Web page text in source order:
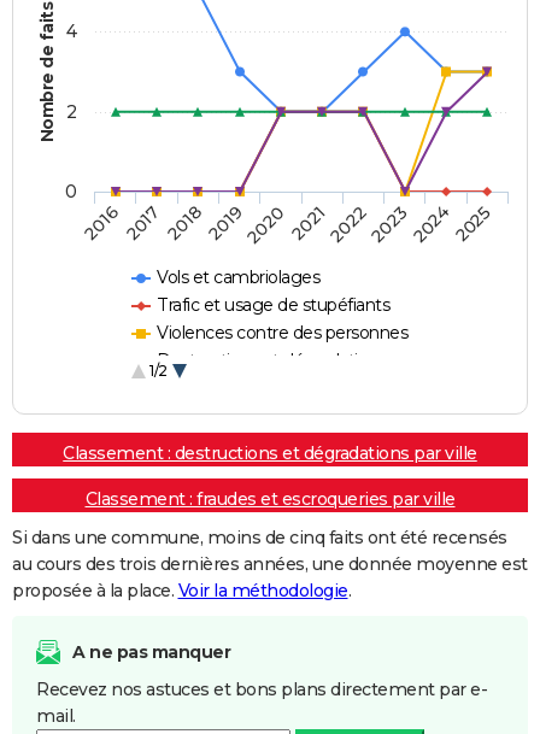
Nombre de faits
Vols et cambriolages
Trafic et usage de stupéfiants
Violences contre des personnes
Destructions et dégradations
1/2
20162017 20182019202020212022202320242025
0
2
4
Classement : destructions et dégradations par ville
Classement : fraudes et escroqueries par ville
Si dans une commune, moins de cinq faits ont été recensés
au cours des trois dernières années, une donnée moyenne est
proposée à la place. Voir la méthodologie.
A ne pas manquer
Recevez nos astuces et bons plans directement par e-
mail.